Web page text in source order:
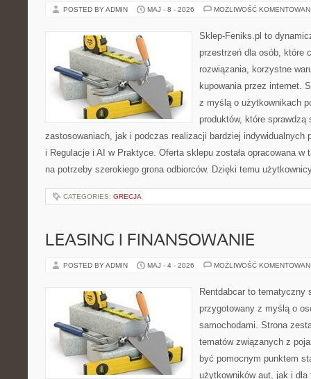
POSTED BY ADMIN MAJ - 8 - 2026 MOŻLIWOŚĆ
Sklep-Feniks.pl to
przestrzeń dla osób, które
rozwiązania, korzystne
kupowania przez internet.
z myślą o użytkownikach
produktów, które sprawdzą
zastosowaniach, jak i podczas realizacji bardziej indywidualnych
i Regulacje i AI w Praktyce. Oferta sklepu została opracowana w
na potrzeby szerokiego grona odbiorców. Dzięki temu
CATEGORIES: GRECJA
LEASING I FINANSOWANIE
POSTED BY ADMIN MAJ - 4 - 2026 MOŻLIWOŚĆ
Rentdabcar to tematyczny
przygotowany z myślą o
samochodami. Strona
tematów związanych z
być pomocnym punktem
użytkowników aut, jak i